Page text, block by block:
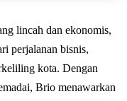
lincah dan ekonomis,
perjalanan bisnis,
kota. Dengan
Brio menawarkan